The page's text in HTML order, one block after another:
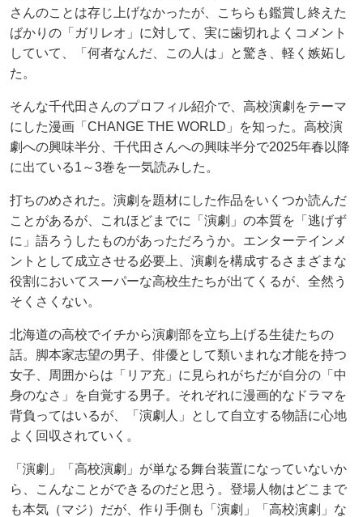
さんのことは存じ上げなかったが、こちらも鑑賞し終えた
ばかりの「ガリレオ」に対して、実に歯切れよくコメント
していて、「何者なんだ、この人は」と驚き、軽く嫉妬し
た。
そんな千代田さんのプロフィル紹介で、高校演劇をテーマ
にした漫画「CHANGE THE WORLD」を知った。高校演
劇への興味半分、千代田さんへの興味半分で2025年春以降
に出ている1～3巻を一気読みした。
打ちのめされた。演劇を題材にした作品をいくつか読んだ
ことがあるが、これほどまでに「演劇」の本質を「逃げず
に」語ろうしたものがあっただろうか。エンターテインメ
ントとして成立させる必要上、演劇を構成するさまざまな
役割においてスーパーな高校生たちが出てくるが、全然う
そくさくない。
北海道の高校でイチから演劇部を立ち上げる生徒たちの
話。脚本家志望の男子、俳優として類いまれな才能を持つ
女子、周囲からは「リア充」に見られがちだが自分の「中
身のなさ」を自覚する男子。それぞれに漫画的なドラマを
背負ってはいるが、「演劇人」として自立する物語に心地
よく回収されていく。
「演劇」「高校演劇」が単なる舞台装置になっていないか
ら、こんなことができるのだと思う。登場人物はどこまで
も本気（マジ）だが、作り手側も「演劇」「高校演劇」な